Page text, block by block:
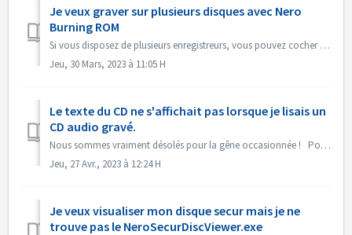
Je veux graver sur plusieurs disques avec Nero
Burning ROM
Si vous disposez de plusieurs enregistreurs, vous pouvez cocher l'option "Utiliser plusieurs enregistreurs" dans l'onglet Gravure avant de...
Jeu, 30 Mars, 2023 à 11:05 H
Le texte du CD ne s'affichait pas lorsque je lisais un
CD audio gravé.
Nous sommes vraiment désolés pour la gêne occasionnée ! Pourriez-vous lire le CD avec Nero MediaHome et vérifier les métadonnées ? Vos lecteurs doivent pr...
Jeu, 27 Avr., 2023 à 12:24 H
Je veux visualiser mon disque secur mais je ne
trouve pas le NeroSecurDiscViewer.exe